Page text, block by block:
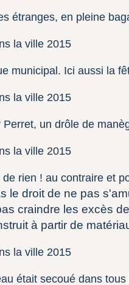
étranges, en pleine
municipal. Ici aussi la
un drôle de
rien ! au contraire et
le droit de ne pas
craindre les excès
à partir de
était secoué dans